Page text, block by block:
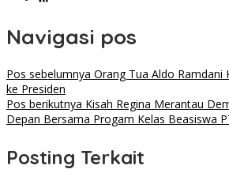
Navigasi pos
Pos sebelumnya Orang Tua Aldo Ramdani
ke Presiden
Pos berikutnya Kisah Regina Merantau
Depan Bersama Progam Kelas Beasiswa
Posting Terkait